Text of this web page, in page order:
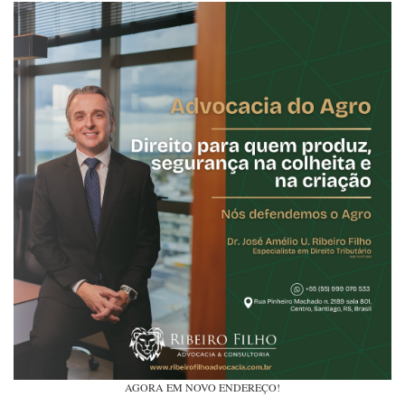
AGORA EM NOVO ENDEREÇO!